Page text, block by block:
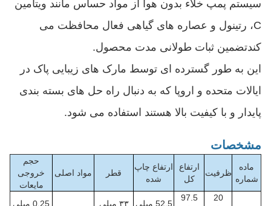
سیستم پمپ خلاء بدون هوا از مواد حساس مانند ویتامین
C، رتینول و عصاره های گیاهی فعال محافظت می
کندتضمین ثبات طولانی مدت محصول.
این به طور گسترده ای توسط مارک های زیبایی پاک در
ایالات متحده و اروپا که به دنبال راه حل های بسته بندی
پایدار و با کیفیت بالا هستند استفاده می شود.
مشخصات
ماده
شماره
ظرفیت
ارتفاع
کل
ارتفاع چاپ
شده
قطر مواد اصلی
حجم
خروجی
مایعات
20
97.5
52.5 میلی
۳۳ میلی
0.25 میلی